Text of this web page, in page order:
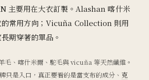
主要用在大衣訂製。Alashan 喀什米
的常用方向；Vicuña Collection 則用
期穿著的單品。
毛、喀什米爾、駝毛與 vicuña 等天然纖維。
只是入口，真正要看的是當支布的成分、 克